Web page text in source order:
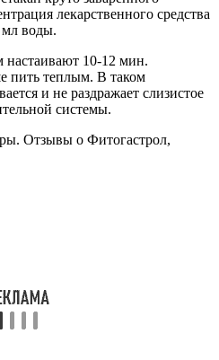
лекарственного средства
мл воды.
настаивают 10-12 мин.
пить теплым. В таком
и не раздражает слизистое
системы.